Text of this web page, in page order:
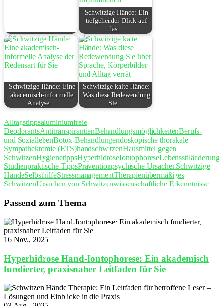
Schwitzige Hände: Ein
tiefgehender Blick auf
das…
Schwitzige Hände: Eine
akademisch-informelle
Analyse…
Schwitzige kalte Hände:
Was diese Redewendung
Sie…
Alltagstippsaluminiumfreie
DeodorantsAntitranspirantienBehandlungsmöglichkeitenBerufs-
und SoziallebenBotox-Behandlungendoskopische thorakale
Sympathektomie (ETS)handschwitzenHausmittel gegen
SchwitzenHygienetippsHyperhidroseIontophoreseLebensstiländerung
Studienpraktische TippsPräventionpsychische UrsachenSchwitzige
HändeSelbsthilfeStressmanagementTherapienübermäßiges
SchwitzenUrsachen von Schwitzenwissenschaftliche Erkenntnisse
Passend zum Thema
16 Nov., 2025
Hyperhidrose Hand-Iontophorese: Ein akademisch
fundierter, praxisnaher Leitfaden für Sie